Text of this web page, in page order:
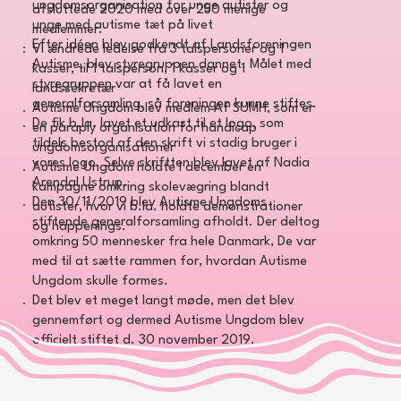
afsluttede 2020 med over 250 menige
medlemmer.
Vi ændrede ledelse fra 3 talspersoner og 1
kasser, til 1 talsperson, 1 kasser og 1
landssekretær
Autisme Ungdom blev medlem Af SUMH, som er
en paraply organisation for handicap
ungdomsorganisationer
Autisme Ungdom holdte I december en
kampagne omkring skolevægring blandt
autister, hvor vi b.la. holdte demonstrationer
og happenings.
ungdomsorganisation for unge autister og
unge med autisme tæt på livet
Efter idéen blev godkendt af Landsforeningen
Autisme, blev styregruppen dannet. Målet med
styregruppen var at få lavet en
generalforsamling, så foreningen kunne stiftes.
De fik b.la. lavet et udkast til et logo, som
tildels bestod af den skrift vi stadig bruger i
vores logo. Selve skriftten blev lavet af Nadia
Arendal Ustrup.
Den 30/11/2019 blev Autisme Ungdoms
stiftende generalforsamling afholdt. Der deltog
omkring 50 mennesker fra hele Danmark, De var
med til at sætte rammen for, hvordan Autisme
Ungdom skulle formes.
Det blev et meget langt møde, men det blev
gennemført og dermed Autisme Ungdom blev
officielt stiftet d. 30 november 2019.